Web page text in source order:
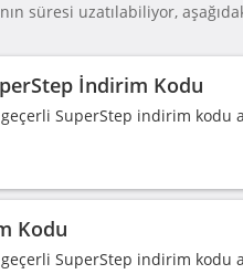
süresi uzatılabiliyor,
İndirim Kodu
SuperStep indirim kodu
Kodu
SuperStep indirim kodu